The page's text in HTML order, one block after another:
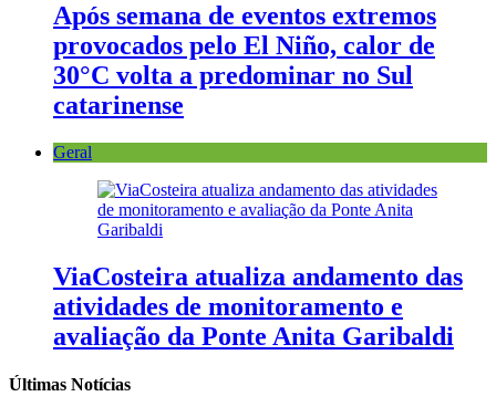
Após semana de eventos extremos
provocados pelo El Niño, calor de
30°C volta a predominar no Sul
catarinense
Geral
ViaCosteira atualiza andamento das
atividades de monitoramento e
avaliação da Ponte Anita Garibaldi
Últimas Notícias